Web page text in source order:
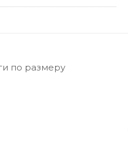
по размеру